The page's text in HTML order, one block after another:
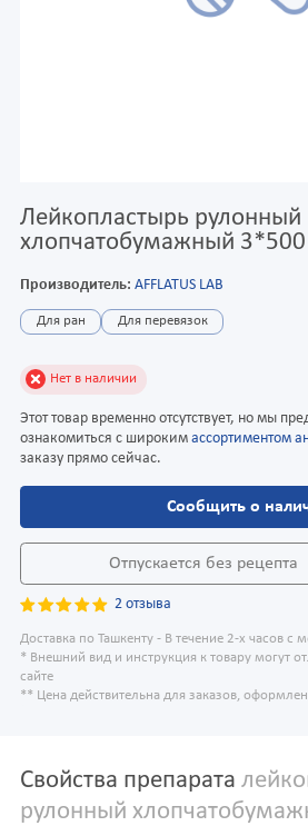
Лейкопластырь рулонный
хлопчатобумажный
Производитель: AFFLATUS LAB
Для ран Для перевязок
Нет в наличии
Этот товар временно отсутствует, но мы
ознакомиться с широким ассортиментом
заказу прямо сейчас.
Сообщить о
Отпускается без рецепта
2 отзыва
Доставка по Ташкенту - В течение 2-х часов с
* Внешний вид и инструкция к товару могут
сайте
** Цена действительна для заказов,
Свойства препарата
рулонный